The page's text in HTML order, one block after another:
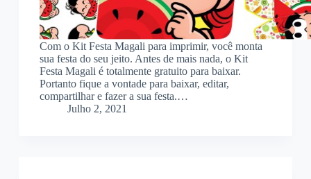
Com o Kit Festa Magali para imprimir, você monta
sua festa do seu jeito. Antes de mais nada, o Kit
Festa Magali é totalmente gratuito para baixar.
Portanto fique a vontade para baixar, editar,
compartilhar e fazer a sua festa.…
Julho 2, 2021